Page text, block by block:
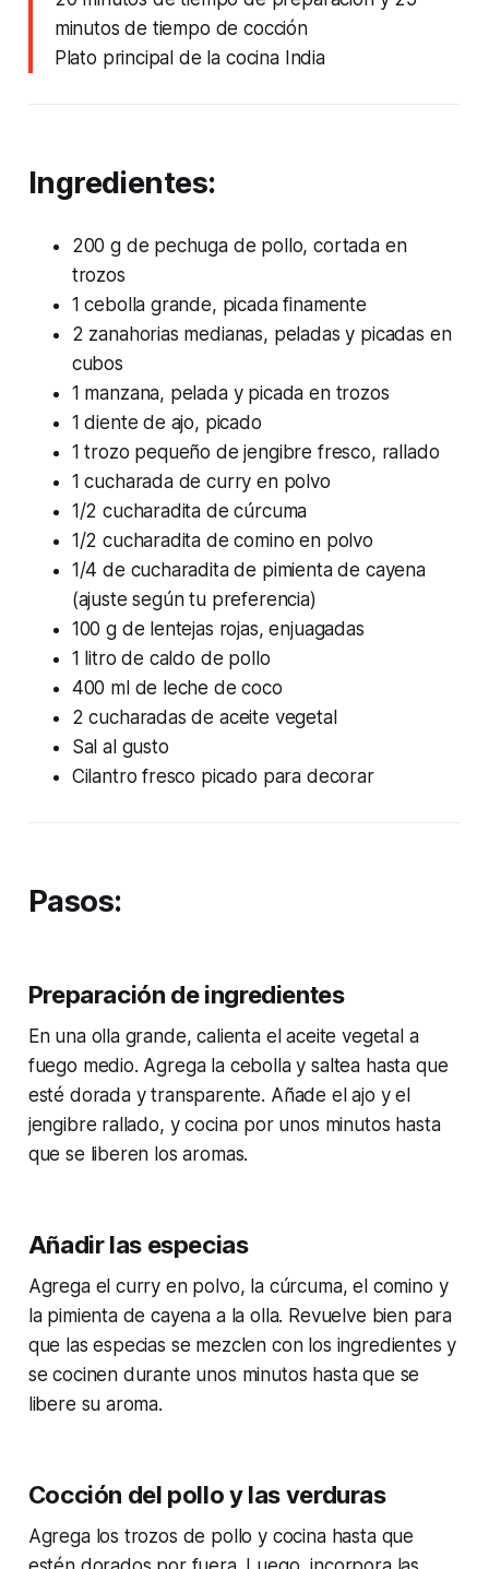
minutos de tiempo de cocción
Plato principal de la cocina India
Ingredientes:
200 g de pechuga de pollo, cortada en
trozos
1 cebolla grande, picada finamente
2 zanahorias medianas, peladas y picadas en
cubos
1 manzana, pelada y picada en trozos
1 diente de ajo, picado
1 trozo pequeño de jengibre fresco, rallado
1 cucharada de curry en polvo
1/2 cucharadita de cúrcuma
1/2 cucharadita de comino en polvo
1/4 de cucharadita de pimienta de cayena
(ajuste según tu preferencia)
100 g de lentejas rojas, enjuagadas
1 litro de caldo de pollo
400 ml de leche de coco
2 cucharadas de aceite vegetal
Sal al gusto
Cilantro fresco picado para decorar
Pasos:
Preparación de ingredientes
En una olla grande, calienta el aceite vegetal a
fuego medio. Agrega la cebolla y saltea hasta que
esté dorada y transparente. Añade el ajo y el
jengibre rallado, y cocina por unos minutos hasta
que se liberen los aromas.
Añadir las especias
Agrega el curry en polvo, la cúrcuma, el comino y
la pimienta de cayena a la olla. Revuelve bien para
que las especias se mezclen con los ingredientes y
se cocinen durante unos minutos hasta que se
libere su aroma.
Cocción del pollo y las verduras
Agrega los trozos de pollo y cocina hasta que